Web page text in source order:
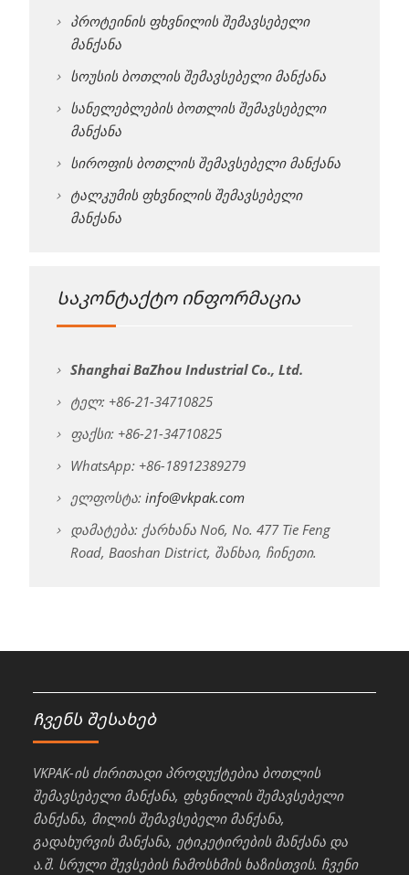
პროტეინის ფხვნილის შემავსებელი
მანქანა
სოუსის ბოთლის შემავსებელი მანქანა
სანელებლების ბოთლის შემავსებელი
მანქანა
სიროფის ბოთლის შემავსებელი მანქანა
ტალკუმის ფხვნილის შემავსებელი
მანქანა
Საკონტაქტო ინფორმაცია
Shanghai BaZhou Industrial Co., Ltd.
ტელ: +86-21-34710825
ფაქსი: +86-21-34710825
WhatsApp: +86-18912389279
ელფოსტა: info@vkpak.com
დამატება: ქარხანა No6, No. 477 Tie Feng
Road, Baoshan District, შანხაი, ჩინეთი.
Ჩვენს შესახებ
VKPAK-ის ძირითადი პროდუქტებია ბოთლის
შემავსებელი მანქანა, ფხვნილის შემავსებელი
მანქანა, მილის შემავსებელი მანქანა,
გადახურვის მანქანა, ეტიკეტირების მანქანა და
ა.შ. სრული შევსების ჩამოსხმის ხაზისთვის. ჩვენი